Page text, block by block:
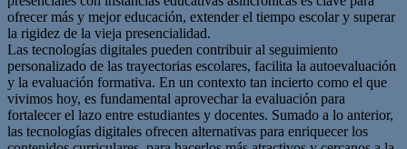
ofrecer más y mejor educación, extender el tiempo escolar y superar
la rigidez de la vieja presencialidad.
Las tecnologías digitales pueden contribuir al seguimiento
personalizado de las trayectorias escolares, facilita la autoevaluación
y la evaluación formativa. En un contexto tan incierto como el que
vivimos hoy, es fundamental aprovechar la evaluación para
fortalecer el lazo entre estudiantes y docentes. Sumado a lo anterior,
las tecnologías digitales ofrecen alternativas para enriquecer los